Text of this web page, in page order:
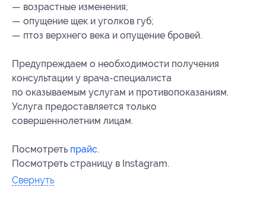
— возрастные изменения;
— опущение щек и уголков губ;
— птоз верхнего века и опущение бровей.
Предупреждаем о необходимости получения
консультации у врача-специалиста
по оказываемым услугам и противопоказаниям.
Услуга предоставляется только
совершеннолетним лицам.
Посмотреть прайс.
Посмотреть страницу в Instagram.
Свернуть